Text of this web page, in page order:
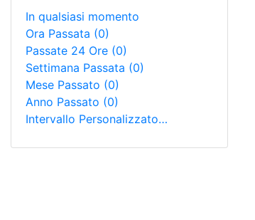
In qualsiasi momento
Ora Passata (0)
Passate 24 Ore (0)
Settimana Passata (0)
Mese Passato (0)
Anno Passato (0)
Intervallo Personalizzato…